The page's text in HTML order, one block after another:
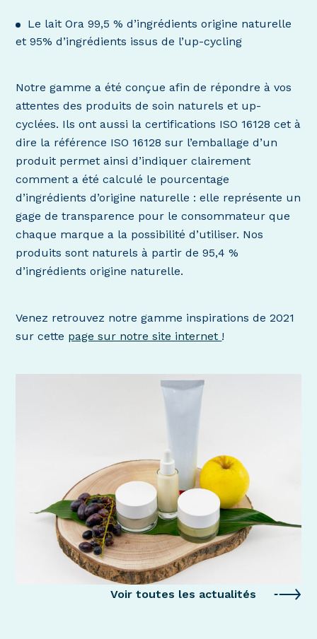
Le lait Ora 99,5 % d’ingrédients origine naturelle
et 95% d’ingrédients issus de l’up-cycling
Notre gamme a été conçue afin de répondre à vos
attentes des produits de soin naturels et up-
cyclées. Ils ont aussi la certifications ISO 16128 cet à
dire la référence ISO 16128 sur l’emballage d’un
produit permet ainsi d’indiquer clairement
comment a été calculé le pourcentage
d’ingrédients d’origine naturelle : elle représente un
gage de transparence pour le consommateur que
chaque marque a la possibilité d’utiliser. Nos
produits sont naturels à partir de 95,4 %
d’ingrédients origine naturelle.
Venez retrouvez notre gamme inspirations de 2021
sur cette page sur notre site internet !
Voir toutes les actualités